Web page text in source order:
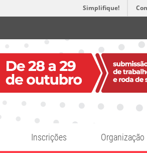
Simplifique!
Inscrições Organização